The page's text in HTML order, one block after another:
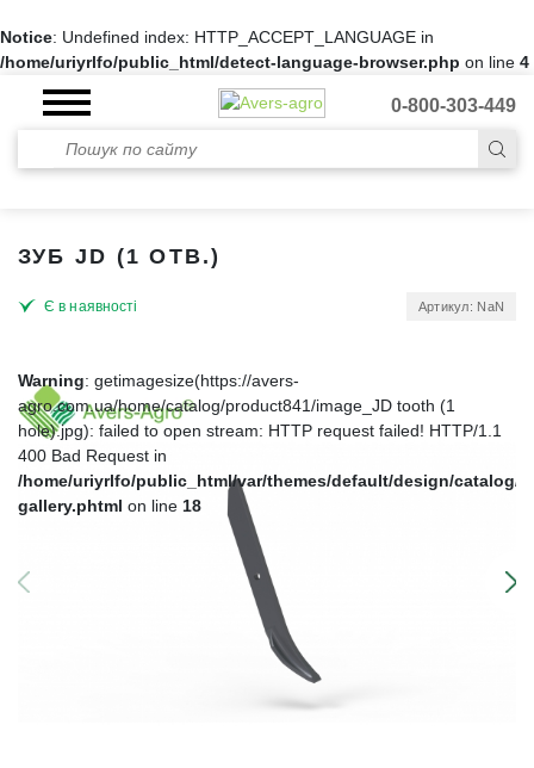
Notice: Undefined index: HTTP_ACCEPT_LANGUAGE in
/home/uriyrlfo/public_html/detect-language-browser.php on line 4
0-800-303-449
ЗУБ JD (1 ОТВ.)
Є в наявності Артикул: NaN
Warning: getimagesize(https://avers-
agro.com.ua/home/catalog/product841/image_JD tooth (1
hole).jpg): failed to open stream: HTTP request failed! HTTP/1.1
400 Bad Request in
/home/uriyrlfo/public_html/var/themes/default/design/catalog/
gallery.phtml on line 18